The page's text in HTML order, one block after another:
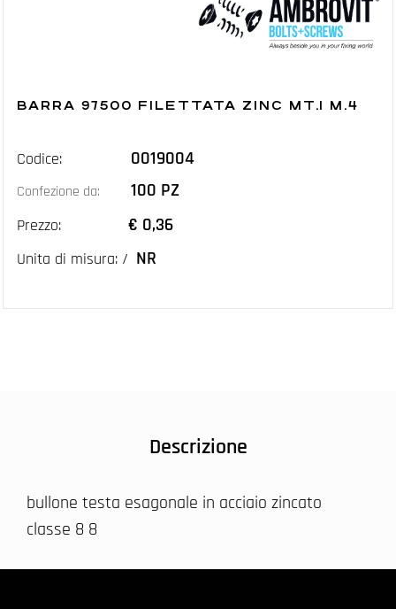
BARRA 97500 FILETTATA ZINC MT.1 M.4
Codice: 0019004
Confezione da: 100 PZ
Prezzo: € 0,36
Unita di misura: / NR
Descrizione
bullone testa esagonale in acciaio zincato
classe 8 8